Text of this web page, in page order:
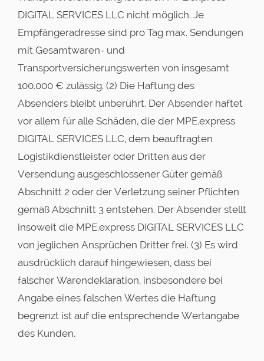
DIGITAL SERVICES LLC nicht möglich. Je
Empfängeradresse sind pro Tag max. Sendungen
mit Gesamtwaren- und
Transportversicherungswerten von insgesamt
100.000 € zulässig. (2) Die Haftung des
Absenders bleibt unberührt. Der Absender haftet
vor allem für alle Schäden, die der MPE.express
DIGITAL SERVICES LLC, dem beauftragten
Logistikdienstleister oder Dritten aus der
Versendung ausgeschlossener Güter gemäß
Abschnitt 2 oder der Verletzung seiner Pflichten
gemäß Abschnitt 3 entstehen. Der Absender stellt
insoweit die MPE.express DIGITAL SERVICES LLC
von jeglichen Ansprüchen Dritter frei. (3) Es wird
ausdrücklich darauf hingewiesen, dass bei
falscher Warendeklaration, insbesondere bei
Angabe eines falschen Wertes die Haftung
begrenzt ist auf die entsprechende Wertangabe
des Kunden.